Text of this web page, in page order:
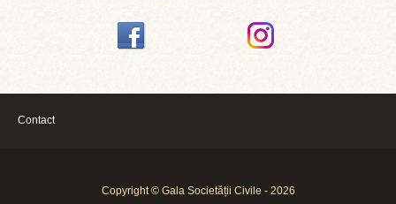
Contact
Copyright © Gala Societății Civile - 2026